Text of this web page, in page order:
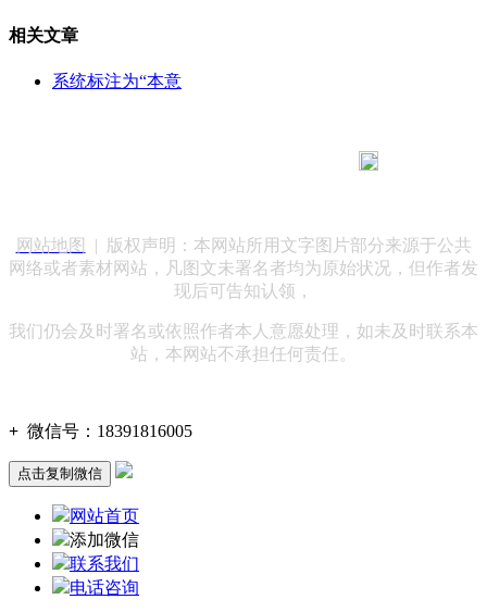
相关文章
系统标注为“本意
网站地图
| 版权声明：本网站所用文字图片部分来源于公共
网络或者素材网站，凡图文未署名者均为原始状况，但作者发
现后可告知认领，
我们仍会及时署名或依照作者本人意愿处理，如未及时联系本
站，本网站不承担任何责任。
+ 微信号： 18391816005
点击复制微信
网站首页
添加微信
联系我们
电话咨询